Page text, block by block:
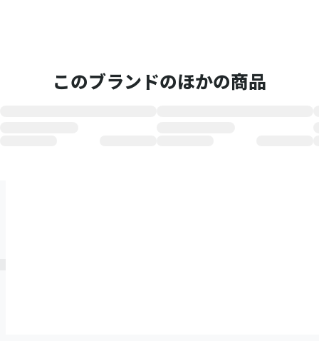
このブランドのほかの商品